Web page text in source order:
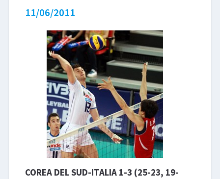
11/06/2011
COREA DEL SUD-ITALIA 1-3 (25-23, 19-